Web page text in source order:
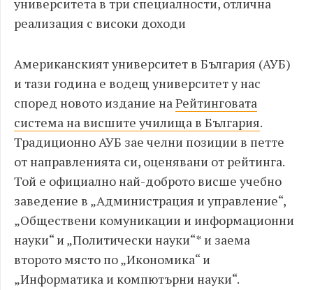
университета в три специалности, отлична
реализация с високи доходи
Американският университет в България (АУБ)
и тази година е водещ университет у нас
според новото издание наРейтинговата
система на висшите училища в България.
Традиционно АУБ зае челни позиции в петте
от направленията си, оценявани от рейтинга.
Той е официално най-доброто висше учебно
заведение в „Администрация и управление“,
„Обществени комуникации и информационни
науки“ и „Политически науки“* и заема
второто място по „Икономика“ и
„Информатика и компютърни науки“.